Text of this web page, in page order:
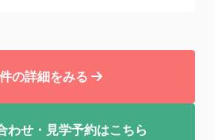
の詳細をみる
わせ・見学予約はこちら